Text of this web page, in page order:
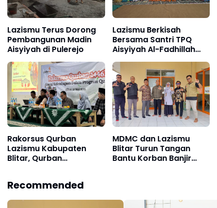
Lazismu Terus Dorong
Pembangunan Madin
Aisyiyah di Pulerejo
Lazismu Berkisah
Bersama Santri TPQ
Aisyiyah Al-Fadhillah
Desa Resapombo, Doko
‎Rakorsus Qurban
Lazismu Kabupaten
Blitar, Qurban
MDMC dan Lazismu
Blitar Turun Tangan
Bantu Korban Banjir
Recommended